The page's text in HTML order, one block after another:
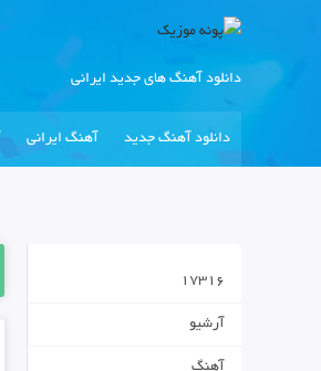
دانلود آهنگ های جدید ایرانی
دانلود آهنگ جدید آهنگ ایرانی
17316
آرشیو
آهنگ